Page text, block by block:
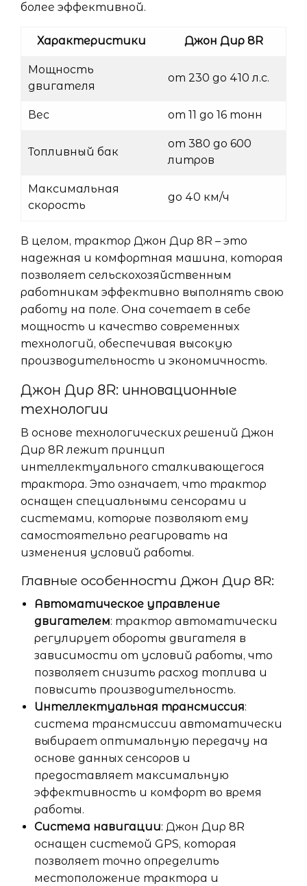
более эффективной.
Характеристики Джон Дир 8R
Мощность
двигателя
от 230 до 410 л.с.
Вес от 11 до 16 тонн
Топливный бак
от 380 до 600
литров
Максимальная
скорость
до 40 км/ч
В целом, трактор Джон Дир 8R – это
надежная и комфортная машина, которая
позволяет сельскохозяйственным
работникам эффективно выполнять свою
работу на поле. Она сочетает в себе
мощность и качество современных
технологий, обеспечивая высокую
производительность и экономичность.
Джон Дир 8R: инновационные
технологии
В основе технологических решений Джон
Дир 8R лежит принцип
интеллектуального сталкивающегося
трактора. Это означает, что трактор
оснащен специальными сенсорами и
системами, которые позволяют ему
самостоятельно реагировать на
изменения условий работы.
Главные особенности Джон Дир 8R:
Автоматическое управление
двигателем: трактор автоматически
регулирует обороты двигателя в
зависимости от условий работы, что
позволяет снизить расход топлива и
повысить производительность.
Интеллектуальная трансмиссия:
система трансмиссии автоматически
выбирает оптимальную передачу на
основе данных сенсоров и
предоставляет максимальную
эффективность и комфорт во время
работы.
Система навигации: Джон Дир 8R
оснащен системой GPS, которая
позволяет точно определить
местоположение трактора и